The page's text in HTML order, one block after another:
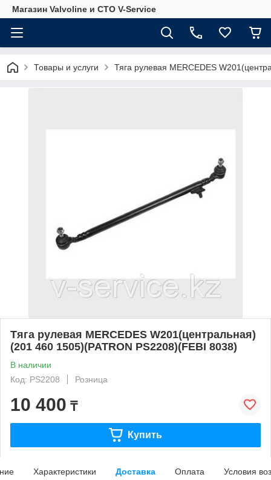
Магазин Valvoline и СТО V-Service
Товары и услуги Тяга рулевая MERCEDES
Тяга рулевая MERCEDES W201(центральная)
(201 460 1505)(PATRON PS2208)(FEBI 8038)
В наличии
Код: PS2208
Розница
10 400 ₸
Купить
Характеристики Доставка Оплата Условия